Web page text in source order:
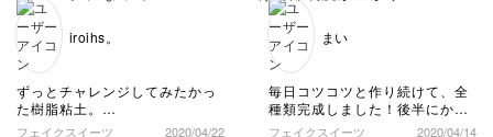
びっくりしました！ 手
が、何よりも息子さんの
優しい雰囲気が感じが伝
わってきて、とても幸せ
サクサク感出てます！と
だと思います❤️ コンプ
リート本当におめでとう
ございます！！👏👏👏
iroihs。
ずっとチャレンジしてみたかっ
た樹脂粘土。
カレーパンが、ハンバーグにな
フェイクスイーツ 2020/04/22
まい
毎日コツコツと作り続けて、全
種類完成しました！後半にかけ
て難易度が上がり、うまくでき
フェイクスイーツ 2020/04/14